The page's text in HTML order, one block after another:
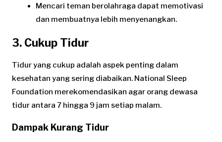
Mencari teman berolahraga dapat memotivasi
dan membuatnya lebih menyenangkan.
3. Cukup Tidur
Tidur yang cukup adalah aspek penting dalam
kesehatan yang sering diabaikan. National Sleep
Foundation merekomendasikan agar orang dewasa
tidur antara 7 hingga 9 jam setiap malam.
Dampak Kurang Tidur